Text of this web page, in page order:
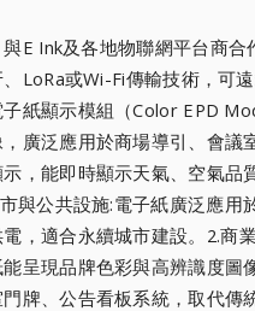
E Ink及各地物聯網平台商
LoRa或Wi-Fi傳輸技術，可
紙顯示模組（Color EPD
廣泛應用於商場導引、會議
，能即時顯示天氣、空氣品
與公共設施:電子紙廣泛應
，適合永續城市建設。2.商
呈現品牌色彩與高辨識度
牌、公告看板系統，取代傳